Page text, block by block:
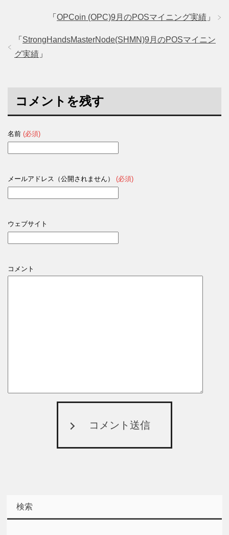
「 OPCoin (OPC)9月のPOSマイニング実績 」
「 StrongHandsMasterNode(SHMN)9月のPOSマイニン
グ実績 」
コメントを残す
名前 (必須)
メールアドレス（公開されません） (必須)
ウェブサイト
コメント
コメント送信
検索